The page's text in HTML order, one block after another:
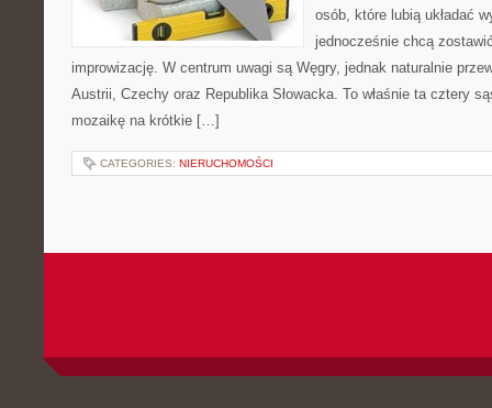
osób, które lubią układać
jednocześnie chcą
improwizację. W centrum uwagi są Węgry, jednak naturalnie
Austrii, Czechy oraz Republika Słowacka. To właśnie ta cztery
mozaikę na krótkie […]
CATEGORIES: NIERUCHOMOŚCI